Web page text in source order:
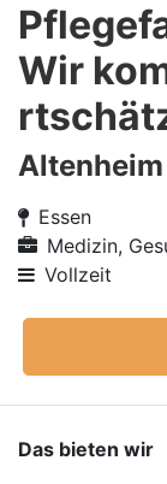
Wir
Essen
Medizin,
Vollzeit
Das bieten wir